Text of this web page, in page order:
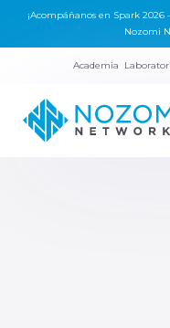
¡Acompáñanos en Spark
Nozomi
Academia